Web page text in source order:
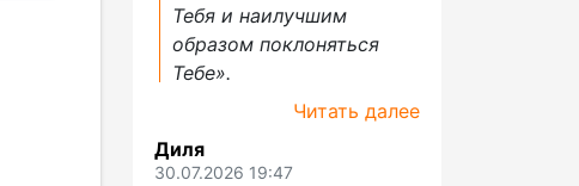
Тебя и наилучшим
образом поклоняться
Тебе».
Читать далее
Диля
30.07.2026 19:47